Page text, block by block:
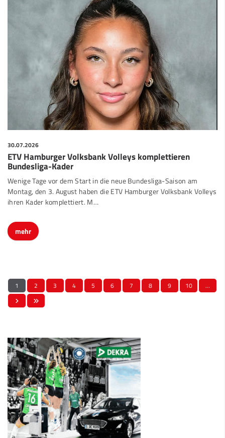
30.07.2026
ETV Hamburger Volksbank Volleys komplettieren
Bundesliga-Kader
Wenige Tage vor dem Start in die neue Bundesliga-Saison am
Montag, den 3. August haben die ETV Hamburger Volksbank Volleys
ihren Kader komplettiert. M…
mehr
1 2 3 4 5 6 7 8 9 10 …